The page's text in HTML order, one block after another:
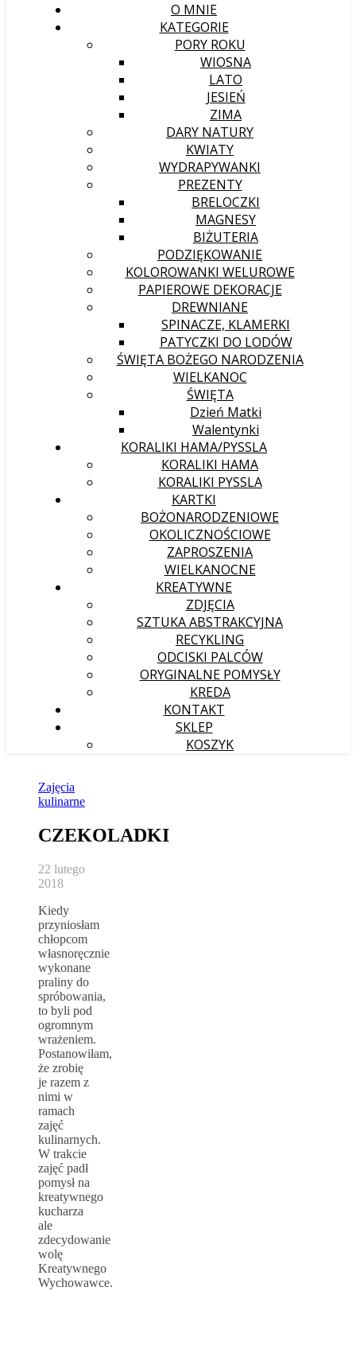
O MNIE
KATEGORIE
PORY ROKU
WIOSNA
LATO
JESIEŃ
ZIMA
DARY NATURY
KWIATY
WYDRAPYWANKI
PREZENTY
BRELOCZKI
MAGNESY
BIŻUTERIA
PODZIĘKOWANIE
KOLOROWANKI WELUROWE
PAPIEROWE DEKORACJE
DREWNIANE
SPINACZE, KLAMERKI
PATYCZKI DO LODÓW
ŚWIĘTA BOŻEGO NARODZENIA
WIELKANOC
ŚWIĘTA
Dzień Matki
Walentynki
KORALIKI HAMA/PYSSLA
KORALIKI HAMA
KORALIKI PYSSLA
KARTKI
BOŻONARODZENIOWE
OKOLICZNOŚCIOWE
ZAPROSZENIA
WIELKANOCNE
KREATYWNE
ZDJĘCIA
SZTUKA ABSTRAKCYJNA
RECYKLING
ODCISKI PALCÓW
ORYGINALNE POMYSŁY
KREDA
KONTAKT
SKLEP
KOSZYK
Zajęcia
kulinarne
CZEKOLADKI
22 lutego
2018
Kiedy
przyniosłam
chłopcom
własnoręcznie
wykonane
praliny do
spróbowania,
to byli pod
ogromnym
wrażeniem.
Postanowiłam,
że zrobię
je razem z
nimi w
ramach
zajęć
kulinarnych.
W trakcie
zajęć padł
pomysł na
kreatywnego
kucharza
ale
zdecydowanie
wolę
Kreatywnego
Wychowawce.